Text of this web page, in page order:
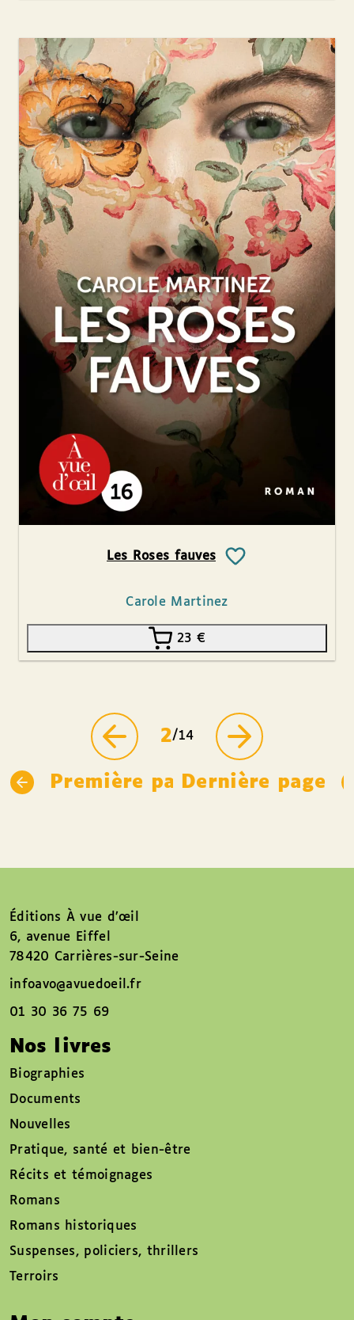
Les Roses fauves
Carole Martinez
23 €
Première page
2/14
Dernière page
Éditions À vue d’œil
6, avenue Eiffel
78420 Carrières-sur-Seine
infoavo@avuedoeil.fr
01 30 36 75 69
Nos livres
Biographies
Documents
Nouvelles
Pratique, santé et bien-être
Récits et témoignages
Romans
Romans historiques
Suspenses, policiers, thrillers
Terroirs